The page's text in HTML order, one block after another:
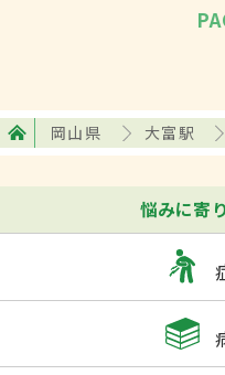
岡山県 大富駅
悩みに寄